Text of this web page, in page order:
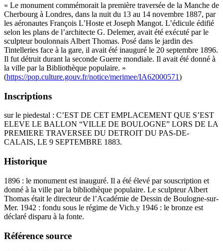
« Le monument commémorait la première traversée de la Manche de
Cherbourg à Londres, dans la nuit du 13 au 14 novembre 1887, par
les aéronautes François L’Hoste et Joseph Mangot. L’édicule édifié
selon les plans de l’architecte G. Delemer, avait été exécuté par le
sculpteur boulonnais Albert Thomas. Posé dans le jardin des
Tintelleries face à la gare, il avait été inauguré le 20 septembre 1896.
Il fut détruit durant la seconde Guerre mondiale. Il avait été donné à
la ville par la Bibliothèque populaire. »
(https://pop.culture.gouv.fr/notice/merimee/IA62000571)
Inscriptions
sur le piedestal : C’EST DE CET EMPLACEMENT QUE S’EST
ELEVE LE BALLON “VILLE DE BOULOGNE” LORS DE LA
PREMIERE TRAVERSEE DU DETROIT DU PAS-DE-
CALAIS, LE 9 SEPTEMBRE 1883.
Historique
1896 : le monument est inauguré. Il a été élevé par souscription et
donné à la ville par la bibliothèque populaire. Le sculpteur Albert
Thomas était le directeur de l’Académie de Dessin de Boulogne-sur-
Mer. 1942 : fondu sous le régime de Vich.y 1946 : le bronze est
déclaré disparu à la fonte.
Référence source